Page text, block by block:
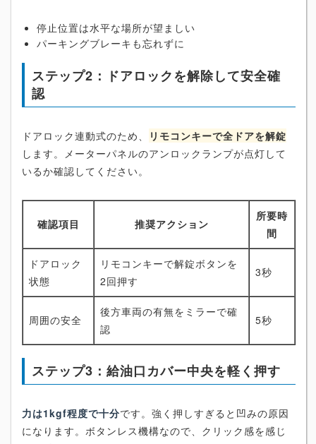
停止位置は水平な場所が望ましい
パーキングブレーキも忘れずに
ステップ2：ドアロックを解除して安全確
認
ドアロック連動式のため、
リモコンキーで全ドアを解錠
します。メーターパネルのアンロックランプが点灯して
いるか確認してください。
確認項目 推奨アクション
所要時
間
ドアロック
状態
リモコンキーで解錠ボタンを
2回押す
3秒
周囲の安全
後方車両の有無をミラーで確
認
5秒
ステップ3：給油口カバー中央を軽く押す
力は1kgf程度で十分です。強く押しすぎると凹みの原因
になります。ボタンレス機構なので、クリック感を感じ